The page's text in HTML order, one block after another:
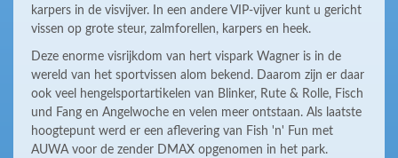
karpers in de visvijver. In een andere VIP-vijver kunt u gericht
vissen op grote steur, zalmforellen, karpers en heek.
Deze enorme visrijkdom van hert vispark Wagner is in de
wereld van het sportvissen alom bekend. Daarom zijn er daar
ook veel hengelsportartikelen van Blinker, Rute & Rolle, Fisch
und Fang en Angelwoche en velen meer ontstaan. Als laatste
hoogtepunt werd er een aflevering van Fish 'n' Fun met
AUWA voor de zender DMAX opgenomen in het park.